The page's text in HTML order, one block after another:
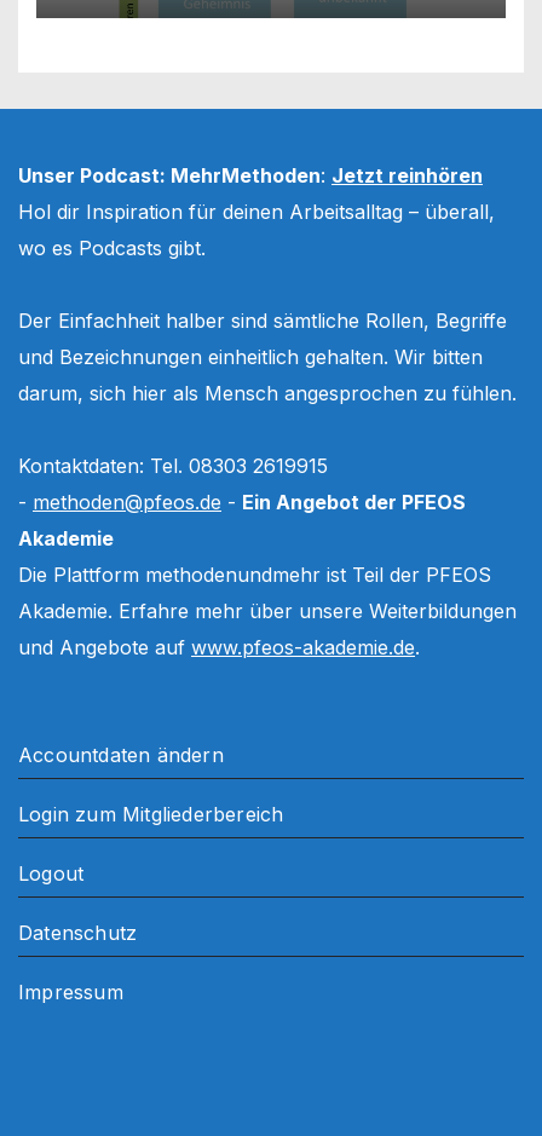
Unser Podcast: MehrMethoden: Jetzt reinhören
Hol dir Inspiration für deinen Arbeitsalltag – überall,
wo es Podcasts gibt.
Der Einfachheit halber sind sämtliche Rollen, Begriffe
und Bezeichnungen einheitlich gehalten. Wir bitten
darum, sich hier als Mensch angesprochen zu fühlen.
Kontaktdaten: Tel. 08303 2619915
- methoden@pfeos.de - Ein Angebot der PFEOS
Akademie
Die Plattform methodenundmehr ist Teil der PFEOS
Akademie. Erfahre mehr über unsere Weiterbildungen
und Angebote auf www.pfeos-akademie.de.
Accountdaten ändern
Login zum Mitgliederbereich
Logout
Datenschutz
Impressum